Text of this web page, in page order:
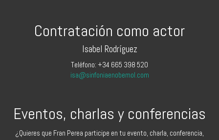
Contratación como actor
Isabel Rodríguez
Teléfono: +34 665 398 520
isa@sinfoniaenobemol.com
Eventos, charlas y conferencias
¿Quieres que Fran Perea participe en tu evento, charla, conferencia,